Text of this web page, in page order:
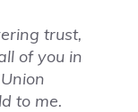
trust,
of you in
to me.